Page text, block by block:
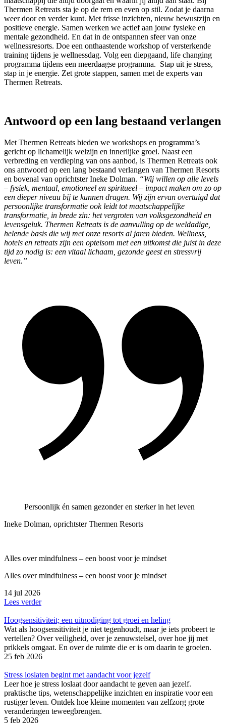
Thermen Retreats sta je op de rem en even op stil. Zodat je daarna
weer door en verder kunt. Met frisse inzichten, nieuw bewustzijn en
positieve energie. Samen werken we actief aan jouw fysieke en
mentale gezondheid. En dat in de ontspannen sfeer van onze
wellnessresorts. Doe een onthaastende workshop of versterkende
training tijdens je wellnessdag. Volg een diepgaand, life changing
programma tijdens een meerdaagse programma. Stap uit je stress,
stap in je energie. Zet grote stappen, samen met de experts van
Thermen Retreats.
Antwoord op een lang bestaand verlangen
Met Thermen Retreats bieden we workshops en programma’s
gericht op lichamelijk welzijn en innerlijke groei. Naast een
verbreding en verdieping van ons aanbod, is Thermen Retreats ook
ons antwoord op een lang bestaand verlangen van Thermen Resorts
en bovenal van oprichtster Ineke Dolman. “Wij willen op alle levels
– fysiek, mentaal, emotioneel en spiritueel – impact maken om zo op
een dieper niveau bij te kunnen dragen. Wij zijn ervan overtuigd dat
persoonlijke transformatie ook leidt tot maatschappelijke
transformatie, in brede zin: het vergroten van volksgezondheid en
levensgeluk. Thermen Retreats is de aanvulling op de weldadige,
helende basis die wij met onze resorts al jaren bieden. Wellness,
hotels en retreats zijn een optelsom met een uitkomst die juist in deze
tijd zo nodig is: een vitaal lichaam, gezonde geest en stressvrij
leven.”
Persoonlijk én samen gezonder en sterker in het leven
Ineke Dolman, oprichtster Thermen Resorts
Alles over mindfulness – een boost voor je mindset
Alles over mindfulness – een boost voor je mindset
14 jul 2026
Lees verder
Hoogsensitiviteit; een uitnodiging tot groei en heling
Wat als hoogsensitiviteit je niet tegenhoudt, maar je iets probeert te
vertellen? Over veiligheid, over je zenuwstelsel, over hoe jij met
prikkels omgaat. En over de ruimte die er is om daarin te groeien.
25 feb 2026
Stress loslaten begint met aandacht voor jezelf
Leer hoe je stress loslaat door aandacht te geven aan jezelf.
praktische tips, wetenschappelijke inzichten en inspiratie voor een
rustiger leven. Ontdek hoe kleine momenten van zelfzorg grote
veranderingen teweegbrengen.
5 feb 2026